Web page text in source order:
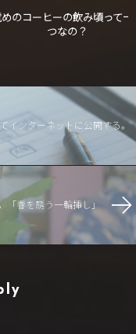
めのコーヒーの飲み頃って一
つなの？
インターネットに公開する。
「春を誘う一輪挿し」